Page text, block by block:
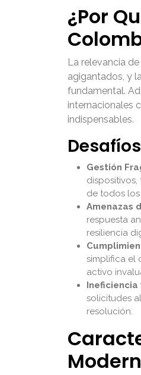
¿Por
La relevancia
agigantados, y
fundamental.
internacionales
indispensables.
Gestión
de todos
Amenazas
respuesta
resiliencia
simplifica el
activo
solicitudes
resolución.